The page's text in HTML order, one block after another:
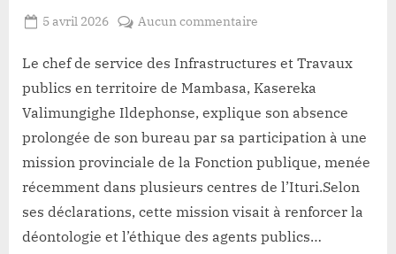
Posted
5 avril 2026
VYAVU
Aucun commentaire
:
le
des
ITPR
justifie
son
absence
une
Le chef de service des Infrastructures et Travaux
publics en territoire de Mambasa, Kasereka
Valimungighe Ildephonse, explique son absence
prolongée de son bureau par sa participation à une
mission provinciale de la Fonction publique, menée
récemment dans plusieurs centres de l’Ituri.Selon
ses déclarations, cette mission visait à renforcer la
déontologie et l’éthique des agents publics…